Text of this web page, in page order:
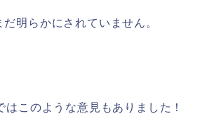
明らかにされていません。
はこのような意見もありました！